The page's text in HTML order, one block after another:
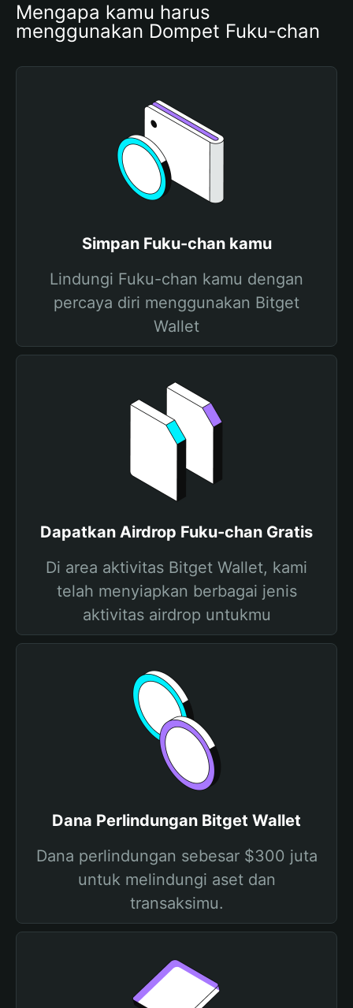
Mengapa kamu harus
menggunakan Dompet Fuku-chan
Simpan Fuku-chan kamu
Lindungi Fuku-chan kamu dengan
percaya diri menggunakan Bitget
Wallet
Dapatkan Airdrop Fuku-chan Gratis
Di area aktivitas Bitget Wallet, kami
telah menyiapkan berbagai jenis
aktivitas airdrop untukmu
Dana Perlindungan Bitget Wallet
Dana perlindungan sebesar $300 juta
untuk melindungi aset dan
transaksimu.